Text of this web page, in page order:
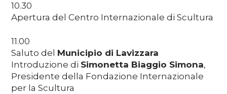
10.30
Apertura del Centro Internazionale di Scultura
11.00
Saluto del Municipio di Lavizzara
Introduzione di Simonetta Biaggio Simona,
Presidente della Fondazione Internazionale
per la Scultura